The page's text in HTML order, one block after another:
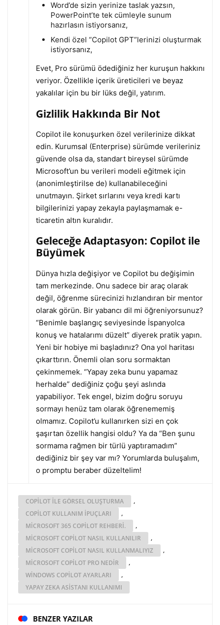
Word’de sizin yerinize taslak yazsın,
PowerPoint’te tek cümleyle sunum
hazırlasın istiyorsanız,
Kendi özel “Copilot GPT”lerinizi oluşturmak
istiyorsanız,
Evet, Pro sürümü ödediğiniz her kuruşun hakkını
veriyor. Özellikle içerik üreticileri ve beyaz
yakalılar için bu bir lüks değil, yatırım.
Gizlilik Hakkında Bir Not
Copilot ile konuşurken özel verilerinize dikkat
edin. Kurumsal (Enterprise) sürümde verileriniz
güvende olsa da, standart bireysel sürümde
Microsoft’un bu verileri modeli eğitmek için
(anonimleştirilse de) kullanabileceğini
unutmayın. Şirket sırlarını veya kredi kartı
bilgilerinizi yapay zekayla paylaşmamak e-
ticaretin altın kuralıdır.
Geleceğe Adaptasyon: Copilot ile
Büyümek
Dünya hızla değişiyor ve Copilot bu değişimin
tam merkezinde. Onu sadece bir araç olarak
değil, öğrenme sürecinizi hızlandıran bir mentor
olarak görün. Bir yabancı dil mi öğreniyorsunuz?
“Benimle başlangıç seviyesinde İspanyolca
konuş ve hatalarımı düzelt” diyerek pratik yapın.
Yeni bir hobiye mi başladınız? Ona yol haritası
çıkarttırın. Önemli olan soru sormaktan
çekinmemek. “Yapay zeka bunu yapamaz
herhalde” dediğiniz çoğu şeyi aslında
yapabiliyor. Tek engel, bizim doğru soruyu
sormayı henüz tam olarak öğrenememiş
olmamız. Copilot’u kullanırken sizi en çok
şaşırtan özellik hangisi oldu? Ya da “Ben şunu
sormama rağmen bir türlü yaptıramadım”
dediğiniz bir şey var mı? Yorumlarda buluşalım,
o promptu beraber düzeltelim!
COPILOT ILE GÖRSEL OLUŞTURMA ,
COPILOT KULLANIM IPUÇLARI ,
MICROSOFT 365 COPILOT REHBERI. ,
MICROSOFT COPILOT NASIL KULLANILIR ,
MICROSOFT COPILOT NASIL KULLANMALIYIZ ,
MICROSOFT COPILOT PRO NEDIR ,
WINDOWS COPILOT AYARLARI ,
YAPAY ZEKA ASISTANI KULLANIMI
BENZER YAZILAR